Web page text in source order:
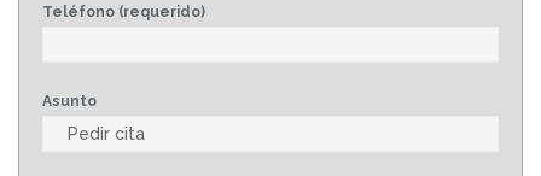
Teléfono (requerido)
Asunto